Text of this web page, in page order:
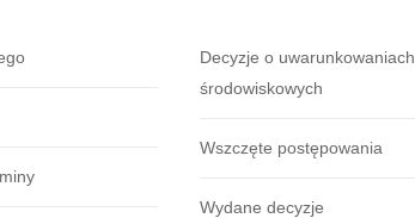
Decyzje o uwarunkowaniach
środowiskowych
Wszczęte postępowania
Wydane decyzje